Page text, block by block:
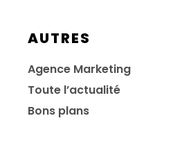
AUTRES
Agence Marketing
Toute l’actualité
Bons plans